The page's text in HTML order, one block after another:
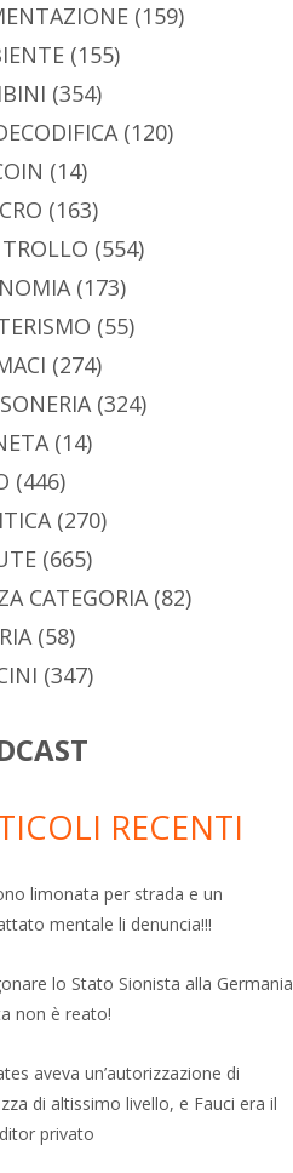
(159)
(155)
(354)
(120)
(14)
(163)
(554)
(173)
(55)
(274)
(324)
(14)
(446)
(270)
(665)
CATEGORIA(82)
(58)
(347)
RECENTI
limonata per strada e un
mentale li denuncia!!!
lo Stato Sionista alla Germania
non è reato!
aveva un’autorizzazione di
di altissimo livello, e Fauci era il
privato